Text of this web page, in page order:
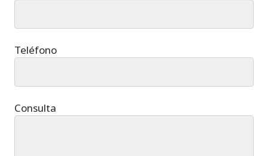
Teléfono
Consulta